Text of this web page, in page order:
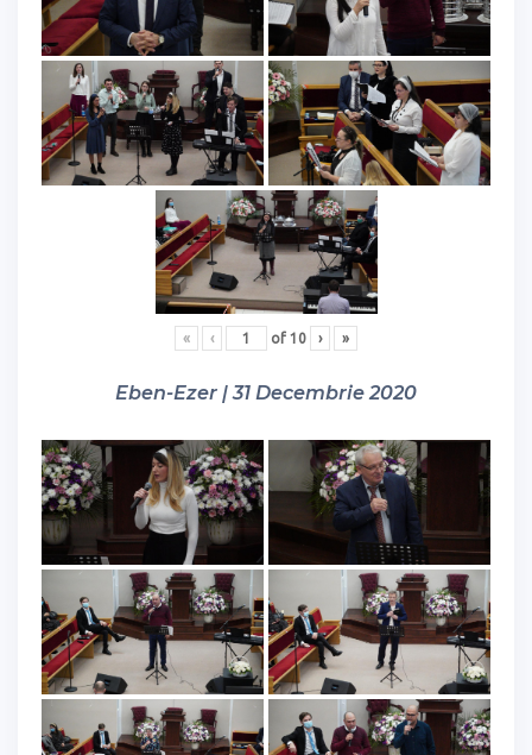
« ‹ of 10 › »
Eben-Ezer | 31 Decembrie 2020